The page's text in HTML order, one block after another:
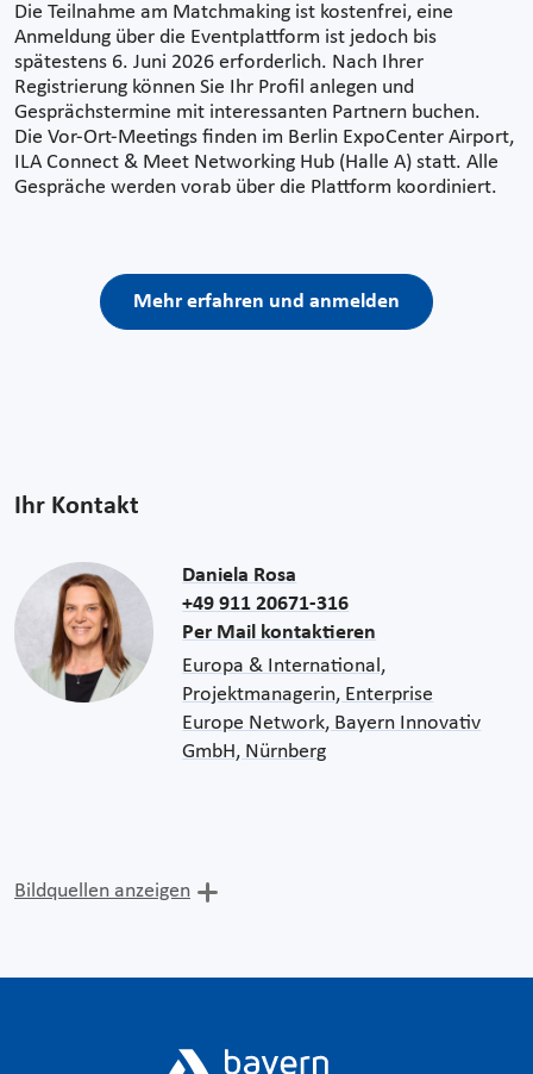
Die Teilnahme am Matchmaking ist kostenfrei, eine
Anmeldung über die Eventplattform ist jedoch bis
spätestens 6. Juni 2026 erforderlich. Nach Ihrer
Registrierung können Sie Ihr Profil anlegen und
Gesprächstermine mit interessanten Partnern buchen.
Die Vor-Ort-Meetings finden im Berlin ExpoCenter Airport,
ILA Connect & Meet Networking Hub (Halle A) statt. Alle
Gespräche werden vorab über die Plattform koordiniert.
Mehr erfahren und anmelden
Ihr Kontakt
Daniela Rosa
+49 911 20671-316
Per Mail kontaktieren
Europa & International,
Projektmanagerin, Enterprise
Europe Network, Bayern Innovativ
GmbH, Nürnberg
Bildquellen anzeigen